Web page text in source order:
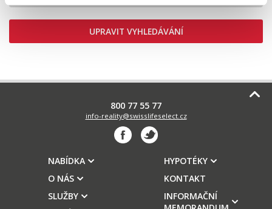
UPRAVIT VYHLEDÁVÁNÍ
800 77 55 77
info-reality@swisslifeselect.cz
NABÍDKA
O NÁS
SLUŽBY
HYPOTÉKY
KONTAKT
INFORMAČNÍ